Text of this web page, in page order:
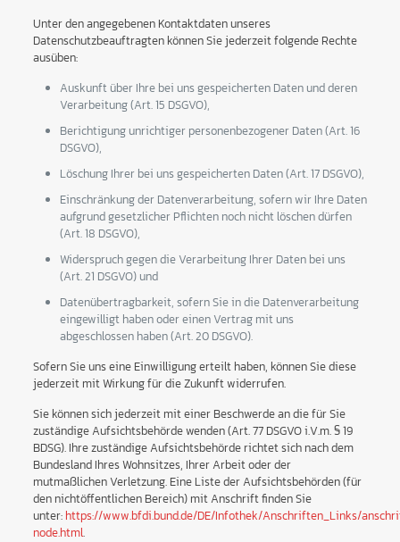
Unter den angegebenen Kontaktdaten unseres
Datenschutzbeauftragten können Sie jederzeit folgende Rechte
ausüben:
Auskunft über Ihre bei uns gespeicherten Daten und deren
Verarbeitung (Art. 15 DSGVO),
Berichtigung unrichtiger personenbezogener Daten (Art. 16
DSGVO),
Löschung Ihrer bei uns gespeicherten Daten (Art. 17 DSGVO),
Einschränkung der Datenverarbeitung, sofern wir Ihre Daten
aufgrund gesetzlicher Pflichten noch nicht löschen dürfen
(Art. 18 DSGVO),
Widerspruch gegen die Verarbeitung Ihrer Daten bei uns
(Art. 21 DSGVO) und
Datenübertragbarkeit, sofern Sie in die Datenverarbeitung
eingewilligt haben oder einen Vertrag mit uns
abgeschlossen haben (Art. 20 DSGVO).
Sofern Sie uns eine Einwilligung erteilt haben, können Sie diese
jederzeit mit Wirkung für die Zukunft widerrufen.
Sie können sich jederzeit mit einer Beschwerde an die für Sie
zuständige Aufsichtsbehörde wenden (Art. 77 DSGVO i.V.m. § 19
BDSG). Ihre zuständige Aufsichtsbehörde richtet sich nach dem
Bundesland Ihres Wohnsitzes, Ihrer Arbeit oder der
mutmaßlichen Verletzung. Eine Liste der Aufsichtsbehörden (für
den nichtöffentlichen Bereich) mit Anschrift finden Sie
unter: https://www.bfdi.bund.de/DE/Infothek/Anschriften_Links/
node.html.